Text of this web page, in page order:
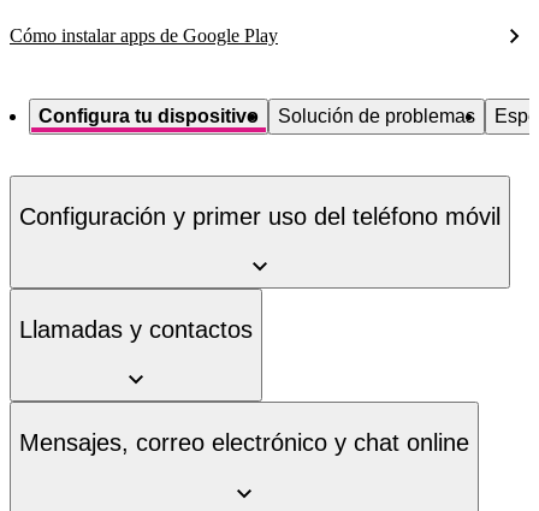
Cómo instalar apps de Google Play
Configura tu dispositivo Solución de problemas
Configuración y primer uso del teléfono móvil
Llamadas y contactos
Mensajes, correo electrónico y chat online